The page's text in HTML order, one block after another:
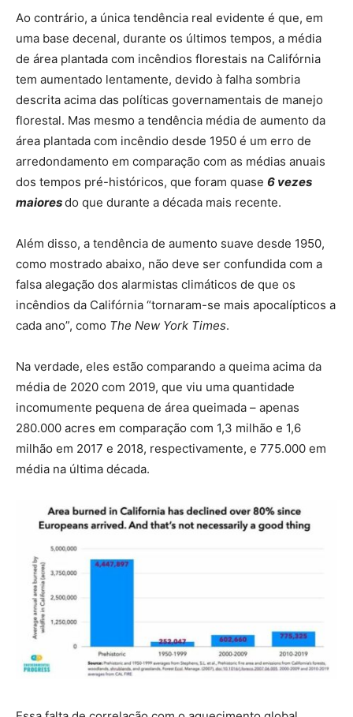
Ao contrário, a única tendência real evidente é que, em
uma base decenal, durante os últimos tempos, a média
de área plantada com incêndios florestais na Califórnia
tem aumentado lentamente, devido à falha sombria
descrita acima das políticas governamentais de manejo
florestal. Mas mesmo a tendência média de aumento da
área plantada com incêndio desde 1950 é um erro de
arredondamento em comparação com as médias anuais
dos tempos pré-históricos, que foram quase 6 vezes
maioresdo que durante a década mais recente.
Além disso, a tendência de aumento suave desde 1950,
como mostrado abaixo, não deve ser confundida com a
falsa alegação dos alarmistas climáticos de que os
incêndios da Califórnia “tornaram-se mais apocalípticos a
cada ano”, como The New York Times.
Na verdade, eles estão comparando a queima acima da
média de 2020 com 2019, que viu uma quantidade
incomumente pequena de área queimada – apenas
280.000 acres em comparação com 1,3 milhão e 1,6
milhão em 2017 e 2018, respectivamente, e 775.000 em
média na última década.